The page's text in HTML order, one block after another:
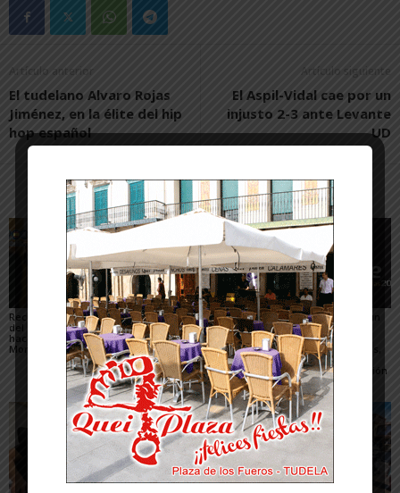
Artículo anterior
El tudelano Alvaro Rojas
Jiménez, en la élite del hip
hop español
Artículo siguiente
El Aspil-Vidal cae por un
injusto 2-3 ante Levante
UD
Artículos relacionados Más del autor
Recuperado un relieve
del siglo XVI robado
hace 16 años del
Monasterio de Fitero
Fustiñana no invitará a
los miembros del
Gobierno de Navarra a
los actos oficiales de
sus fiestas por el cierre
de las Urgencias
Arguedas presenta un
completo programa
para el eclipse, con
actividades científicas,
visitas guiadas,
concierto y observación
de las Perseidas